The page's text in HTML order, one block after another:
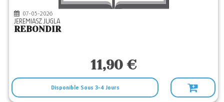
07-05-2026
JEREMIASZ JUGLA
REBONDIR
11,90 €
Disponible Sous 3-4 Jours